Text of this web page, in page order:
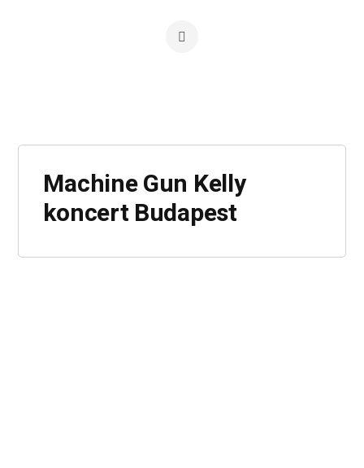
Machine Gun Kelly
koncert Budapest